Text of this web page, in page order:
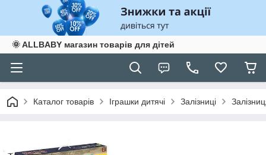
🌞 ALLBABY магазин товарів для дітей
Каталог товарів Іграшки дитячі Залізниці